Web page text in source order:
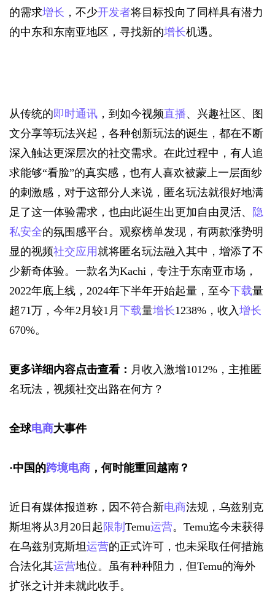
的需求增长 ，不少开发者将目标投向了同样具有潜力
的中东和东南亚地区，寻找新的增长机遇。
从传统的即时通讯 ，到如今视频直播、兴趣社区、图
文分享等玩法兴起，各种创新玩法的诞生，都在不断
深入触达更深层次的社交需求。在此过程中，有人追
求能够“看脸”的真实感，也有人喜欢被蒙上一层面纱
的刺激感，对于这部分人来说，匿名玩法就很好地满
足了这一体验需求，也由此诞生出更加自由灵活、
隐
私安全的氛围感平台。观察榜单发现，有两款涨势明
显的视频社交应用就将匿名玩法融入其中，增添了不
少新奇体验。一款名为Kachi，专注于东南亚市场，
2022年底上线，2024年下半年开始起量，至今下载量
超71万，今年2月较1月 下载量增长1238%，收入增长
670%。
更多详细内容点击查看： 月收入激增1012%，主推匿
名玩法，视频社交出路在何方？
全球电商大事件
·中国的跨境电商 ，何时能重回越南？
近日有媒体报道称，因不符合新电商法规，乌兹别克
斯坦将从3月20日起 限制 Temu运营。Temu迄今未获得
在乌兹别克斯坦运营的正式许可，也未采取任何措施
合法化其运营地位。虽有种种阻力，但Temu的海外
扩张之计并未就此收手。